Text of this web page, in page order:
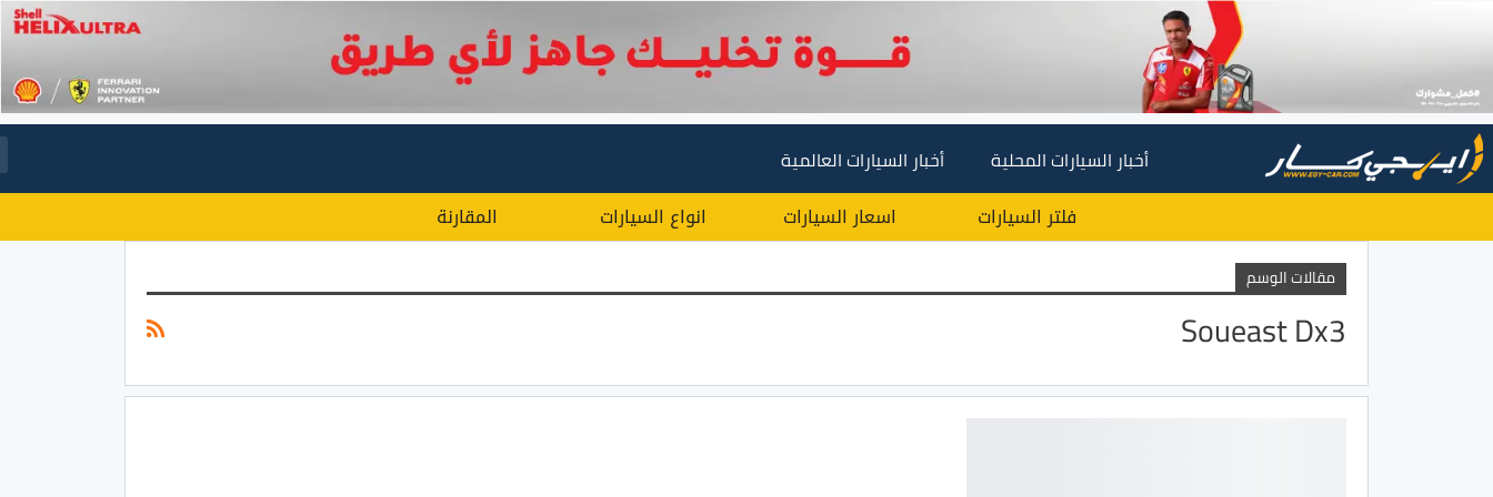
أخبار السيارات المحلية أخبار السيارات العالمية
فلتر السيارات اسعار السيارات انواع السيارات المقارنة
مقالات الوسم
Soueast Dx3